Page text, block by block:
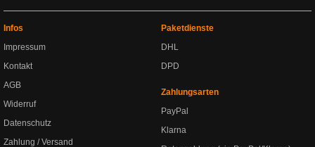
Infos
Impressum
Kontakt
AGB
Widerruf
Datenschutz
Zahlung / Versand
Paketdienste
DHL
DPD
Zahlungsarten
PayPal
Klarna